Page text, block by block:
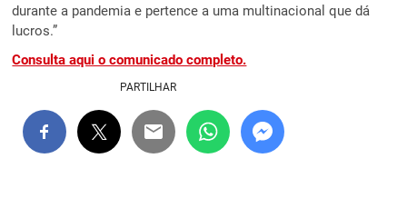
durante a pandemia e pertence a uma multinacional que dá
lucros.”
Consulta aqui o comunicado completo.
PARTILHAR